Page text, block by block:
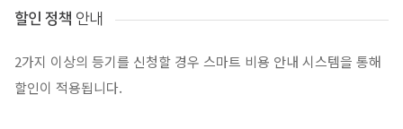
할인 정책 안내
2가지 이상의 등기를 신청할 경우 스마트 비용 안내 시스템을 통해
할인이 적용됩니다.